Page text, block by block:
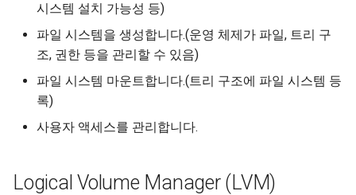
시스템 설치 가능성 등)
파일 시스템을 생성합니다.(운영 체제가 파일, 트리 구
조, 권한 등을 관리할 수 있음)
파일 시스템 마운트합니다.(트리 구조에 파일 시스템 등
록)
사용자 액세스를 관리합니다.
Logical Volume Manager (LVM)